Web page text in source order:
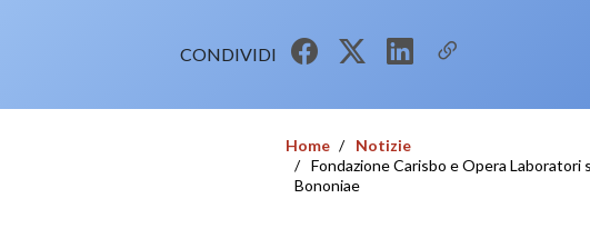
CONDIVIDI
Home
Notizie
Fondazione Carisbo e Opera
Bononiae